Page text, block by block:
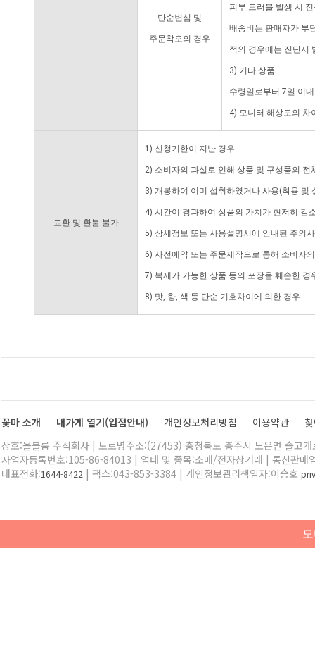
단순변심 및
주문착오의 경우
피부 트러블 발생 시
배송비는 판매자가 부
적의 경우에는 진단서
3) 기타 상품
수령일로부터 7일 이
4) 모니터 해상도의 차
교환 및 환불 불가
1) 신청기한이 지난 경우
2) 소비자의 과실로 인해 상품 및 구성품의
3) 개봉하여 이미 섭취하였거나 사용(착용 및
4) 시간이 경과하여 상품의 가치가 현저히 감
5) 상세정보 또는 사용설명서에 안내된 주의
6) 사전예약 또는 주문제작으로 통해 소비자
7) 복제가 가능한 상품 등의 포장을 훼손한 경
8) 맛, 향, 색 등 단순 기호차이에 의한 경우
꽃마 소개 내가게 열기(입점안내) 개인정보처리방침 이용약관
상호:올블룸 주식회사 | 도로명주소:(27453) 충청북도 충주시 노은면 솔고
사업자등록번호:105-86-84013 | 업태 및 종목:소매/전자상거래 | 통신판매
대표전화:1644-8422 | 팩스:043-853-3384 | 개인정보관리책임자:이승호